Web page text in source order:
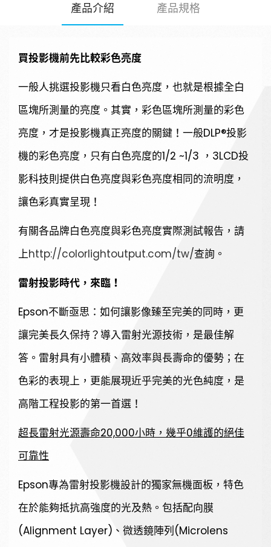
請輸入關鍵字
SEARCH
產品介紹 產品規格
買投影機前先比較彩色亮度
一般人挑選投影機只看白色亮度，也就是根據全白
區塊所測量的亮度。其實，彩色區塊所測量的彩色
亮度，才是投影機真正亮度的關鍵！一般DLP®投影
機的彩色亮度，只有白色亮度的1/2 ~1/3 ，3LCD投
影科技則提供白色亮度與彩色亮度相同的流明度，
讓色彩真實呈現！
有關各品牌白色亮度與彩色亮度實際測試報告，請
上http://colorlightoutput.com/tw/查詢。
雷射投影時代，來臨！
Epson不斷亟思：如何讓影像臻至完美的同時，更
讓完美長久保持？導入雷射光源技術，是最佳解
答。雷射具有小體積、高效率與長壽命的優勢；在
色彩的表現上，更能展現近乎完美的光色純度，是
高階工程投影的第一首選！
超長雷射光源壽命20,000小時，幾乎0維護的絕佳
可靠性
Epson專為雷射投影機設計的獨家無機面板，特色
在於能夠抵抗高強度的光及熱。包括配向膜
(Alignment Layer)、微透鏡陣列(Microlens